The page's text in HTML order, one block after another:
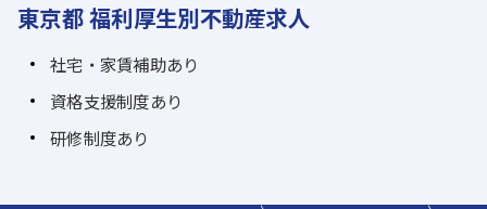
東京都 福利厚生別不動産求人
社宅・家賃補助あり
資格支援制度あり
研修制度あり